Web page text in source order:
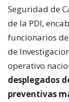
Seguridad de
de la PDI,
funcionarios
de
operativo
desplegados
preventivas